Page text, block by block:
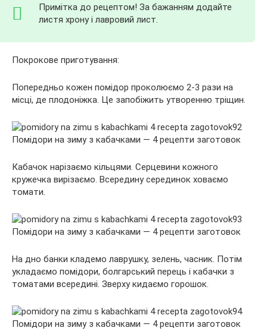
Примітка до рецептом! За бажанням додайте
листя хрону і лавровий лист.
Покрокове приготування:
Попередньо кожен помідор проколюємо 2-3 рази на
місці, де плодоніжка. Це запобіжить утворенню тріщин.
Кабачок нарізаємо кільцями. Серцевини кожного
кружечка вирізаємо. Всередину серединок ховаємо
томати.
На дно банки кладемо лаврушку, зелень, часник. Потім
укладаємо помідори, болгарський перець і кабачки з
томатами всередині. Зверху кидаємо горошок.